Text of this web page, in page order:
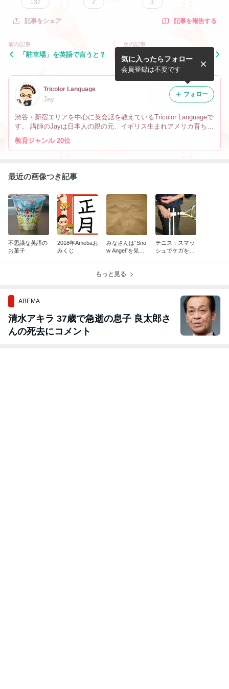
137 2 3
記事をシェア 記事を報告する
前の記事
「駐車場」を英語で言うと？
次の記事
（何かをする前に）「よく考
える」を英語で言うと？
Tricolor Language
Jay
渋谷・新宿エリアを中心に英会話を教えているTricolor Languageで
す。 講師のJayは日本人の親の元、イギリス生まれアメリカ育ちで
す。 なので英会話だけでなく、文化や英語の微妙なニュアンスの
違い、海外生活の事も教えています。
気に入ったらフォロー
会員登録は不要です
フォロー
教育ジャンル 20位
最近の画像つき記事
不思議な英語の
お菓子
2018年Amebaお
みくじ
みなさんは“Sno
w Angel”を見た
テニス：スマッ
シュでケガをし
もっと見る
ABEMA
清水アキラ 37歳で急逝の息子 良太郎さ
んの死去にコメント